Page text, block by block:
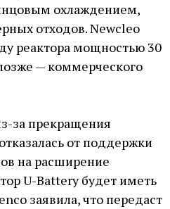
охлаждением,
отходов. Newcleo
реактора мощностью 30
— ​коммерческого
за прекращения
от поддержки
на расширение
U-Battery будет иметь
заявила, что передаст